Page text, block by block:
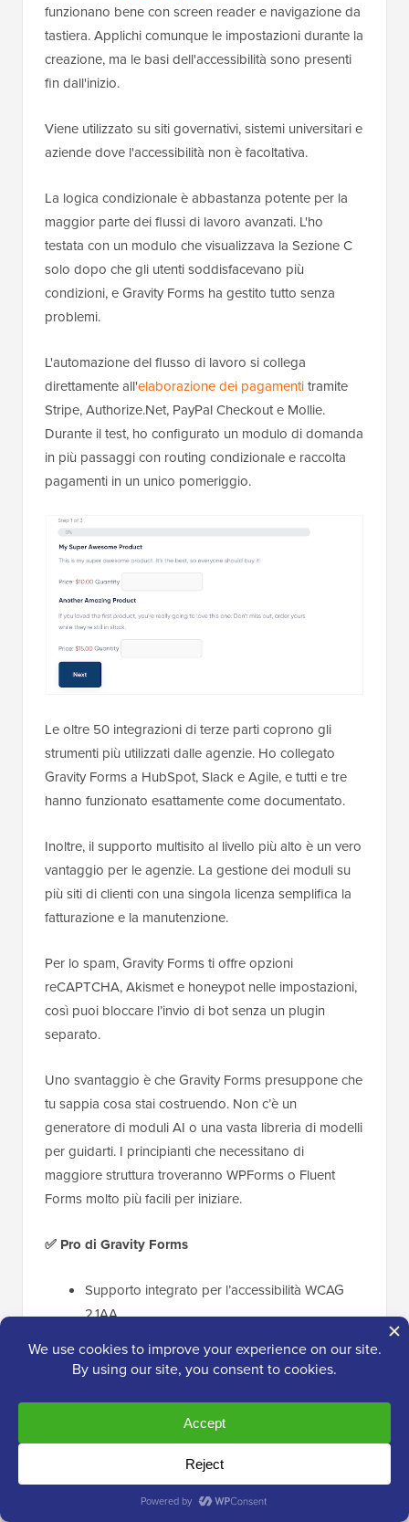
funzionano bene con screen reader e navigazione da
tastiera. Applichi comunque le impostazioni durante la
creazione, ma le basi dell'accessibilità sono presenti
fin dall'inizio.
Viene utilizzato su siti governativi, sistemi universitari e
aziende dove l'accessibilità non è facoltativa.
La logica condizionale è abbastanza potente per la
maggior parte dei flussi di lavoro avanzati. L'ho
testata con un modulo che visualizzava la Sezione C
solo dopo che gli utenti soddisfacevano più
condizioni, e Gravity Forms ha gestito tutto senza
problemi.
L'automazione del flusso di lavoro si collega
direttamente all'elaborazione dei pagamentitramite
Stripe, Authorize.Net, PayPal Checkout e Mollie.
Durante il test, ho configurato un modulo di domanda
in più passaggi con routing condizionale e raccolta
pagamenti in un unico pomeriggio.
Le oltre 50 integrazioni di terze parti coprono gli
strumenti più utilizzati dalle agenzie. Ho collegato
Gravity Forms a HubSpot, Slack e Agile, e tutti e tre
hanno funzionato esattamente come documentato.
Inoltre, il supporto multisito al livello più alto è un vero
vantaggio per le agenzie. La gestione dei moduli su
più siti di clienti con una singola licenza semplifica la
fatturazione e la manutenzione.
Per lo spam, Gravity Forms ti offre opzioni
reCAPTCHA, Akismet e honeypot nelle impostazioni,
così puoi bloccare l’invio di bot senza un plugin
separato.
Uno svantaggio è che Gravity Forms presuppone che
tu sappia cosa stai costruendo. Non c’è un
generatore di moduli AI o una vasta libreria di modelli
per guidarti. I principianti che necessitano di
maggiore struttura troveranno WPForms o Fluent
Forms molto più facili per iniziare.
✅ Pro di Gravity Forms
Supporto integrato per l’accessibilità WCAG
2.1AA
Logica condizionale affidabile per moduli
complessi
Il livello più alto include siti illimitati (ottimo per
Oltre 30 tipi di campi con markup HTML
semantico